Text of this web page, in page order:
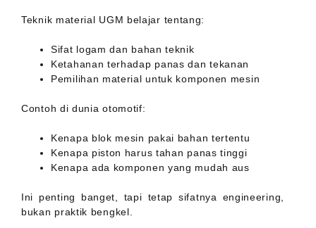
Teknik material UGM belajar tentang:
Sifat logam dan bahan teknik
Ketahanan terhadap panas dan tekanan
Pemilihan material untuk komponen mesin
Contoh di dunia otomotif:
Kenapa blok mesin pakai bahan tertentu
Kenapa piston harus tahan panas tinggi
Kenapa ada komponen yang mudah aus
Ini penting banget, tapi tetap sifatnya engineering,
bukan praktik bengkel.